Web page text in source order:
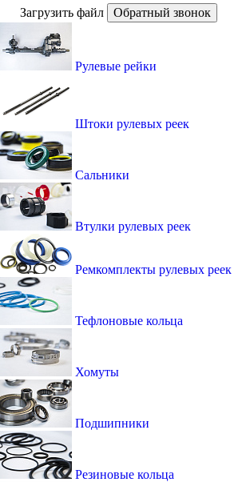
Загрузить файл
Обратный звонок
Рулевые рейки
Штоки рулевых реек
Сальники
Втулки рулевых реек
Ремкомплекты рулевых реек
Тефлоновые кольца
Хомуты
Подшипники
Резиновые кольца